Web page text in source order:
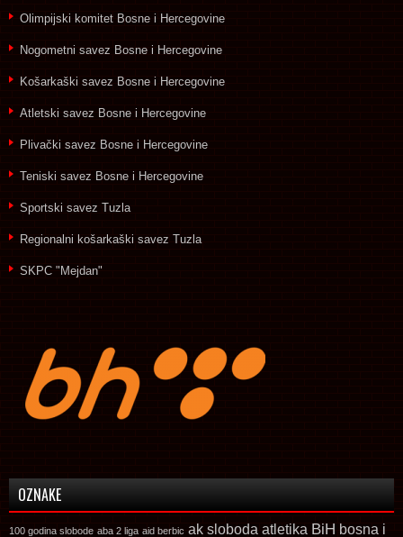
Olimpijski komitet Bosne i Hercegovine
Nogometni savez Bosne i Hercegovine
Košarkaški savez Bosne i Hercegovine
Atletski savez Bosne i Hercegovine
Plivački savez Bosne i Hercegovine
Teniski savez Bosne i Hercegovine
Sportski savez Tuzla
Regionalni košarkaški savez Tuzla
SKPC "Mejdan"
OZNAKE
100 godina slobode aba 2 liga aid berbic ak sloboda atletika BiH bosna i